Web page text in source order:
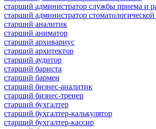
старший администратор службы приема и
старший администратор
старший аналитик
старший аниматор
старший архивариус
старший архитектор
старший аудитор
старший бариста
старший бармен
старший бизнес-аналитик
старший бизнес-тренер
старший бухгалтер
старший бухгалтер-калькулятор
старший бухгалтер-кассир